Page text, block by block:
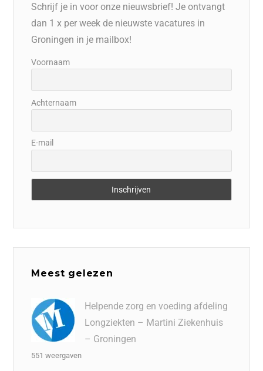
Schrijf je in voor onze nieuwsbrief! Je ontvangt
dan 1 x per week de nieuwste vacatures in
Groningen in je mailbox!
Voornaam
Achternaam
E-mail
Meest gelezen
Helpende zorg en voeding afdeling
Longziekten – Martini Ziekenhuis
– Groningen
551 weergaven